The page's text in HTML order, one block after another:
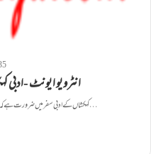
*انٹرویو ایونٹ -ادبی
*کہکشاں کے ادبی سفر میں ضرورت ہے کہ ہم ایک دوسرے سے بات کریں، ایک دوسرے کی سنیں، سمجھنے کی…